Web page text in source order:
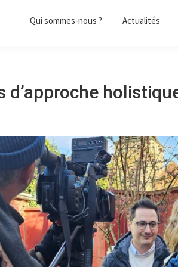
Qui sommes-nous ? Actualités
d’approche